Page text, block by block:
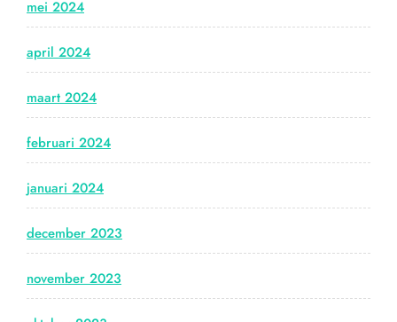
mei 2024
april 2024
maart 2024
februari 2024
januari 2024
december 2023
november 2023